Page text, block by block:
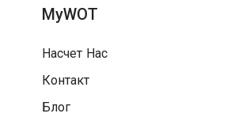
MyWOT
Насчет Нас
Контакт
Блог